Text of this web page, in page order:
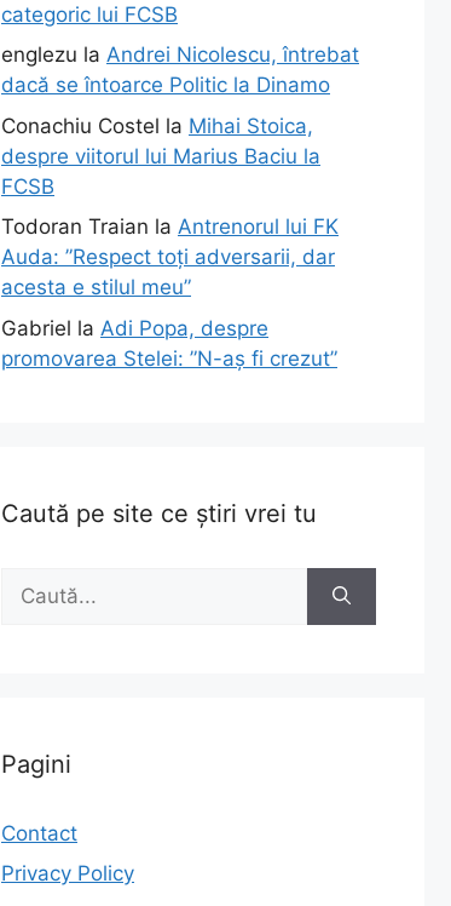
categoric lui FCSB
englezu la Andrei Nicolescu, întrebat
dacă se întoarce Politic la Dinamo
Conachiu Costel la Mihai Stoica,
despre viitorul lui Marius Baciu la
FCSB
Todoran Traian la Antrenorul lui FK
Auda: ”Respect toți adversarii, dar
acesta e stilul meu”
Gabriel la Adi Popa, despre
promovarea Stelei: ”N-aș fi crezut”
Caută pe site ce știri vrei tu
după:
Pagini
Contact
Privacy Policy